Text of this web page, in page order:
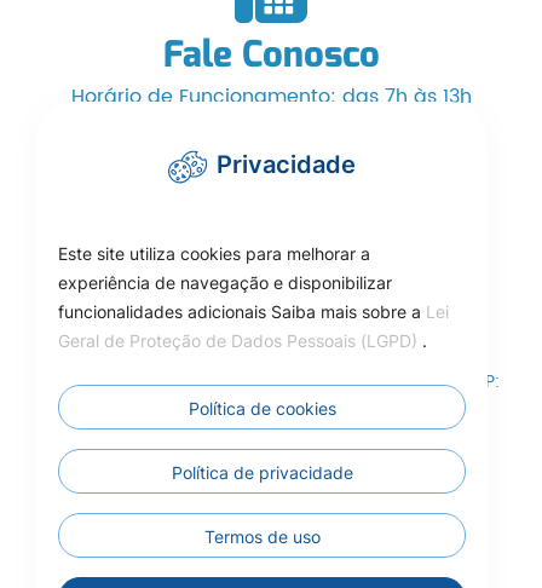
Fale Conosco
Horário de Funcionamento: das 7h às 13h
cmcarlinda@hotmail.com
Como Chegar
Rua das Adálias, nº 646, Centro de Carlinda-MT – CEP:
78587-000
Câmara Municipal de Carlinda - MT
Privacidade
Este site utiliza cookies para melhorar a
experiência de navegação e disponibilizar
funcionalidades adicionais Saiba mais sobre a Lei
Geral de Proteção de Dados Pessoais (LGPD) .
Política de cookies
Política de privacidade
Termos de uso